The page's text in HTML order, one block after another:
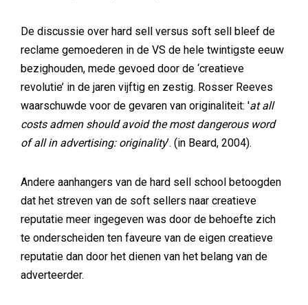
De discussie over hard sell versus soft sell bleef de
reclame gemoederen in de VS de hele twintigste eeuw
bezighouden, mede gevoed door de ‘creatieve
revolutie’ in de jaren vijftig en zestig. Rosser Reeves
waarschuwde voor de gevaren van originaliteit: 'at all
costs admen should avoid the most dangerous word
of all in advertising: originality’. (in Beard, 2004).
Andere aanhangers van de hard sell school betoogden
dat het streven van de soft sellers naar creatieve
reputatie meer ingegeven was door de behoefte zich
te onderscheiden ten faveure van de eigen creatieve
reputatie dan door het dienen van het belang van de
adverteerder.